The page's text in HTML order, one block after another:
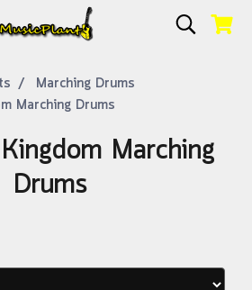
Marching Drums
Marching Drums
Marching
Drums